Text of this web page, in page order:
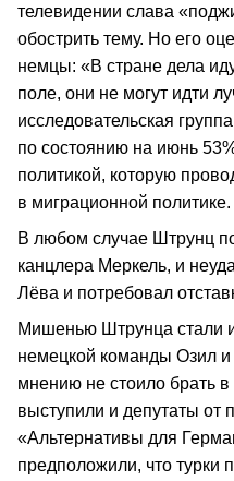
телевидении слава
обострить тему. Но его
немцы: «В стране дела
поле, они не могут идти
исследовательская
по состоянию на июнь
политикой, которую
в миграционной политике.
В любом случае Штрунц
канцлера Меркель, и
Лёва и потребовал
Мишенью Штрунца стали и
немецкой команды Озил и
мнению не стоило брать
выступили и депутаты от
«Альтернативы для
предположили, что турки